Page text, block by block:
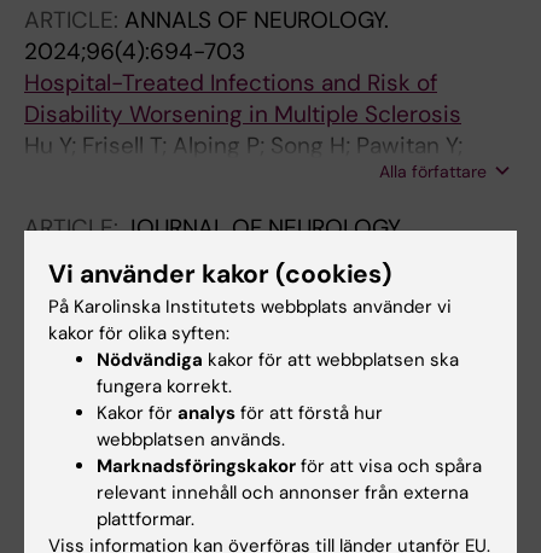
ARTICLE: ANNALS OF NEUROLOGY.
2024;96(4):694-703
Hospital-Treated Infections and Risk of
Disability Worsening in Multiple Sclerosis
Hu Y; Frisell T; Alping P; Song H; Pawitan Y;
Alla författare
ARTICLE:JOURNAL OF NEUROLOGY.
2024;271(8):5447-5459
Lifestyle and medical conditions in relation to
ALS risk and progression-an introduction to
the Swedish ALSrisc Study
Chourpiliadis C; Seitz C; Lovik A; Joyce EE;
Pan L; Hu Y; Klappe U; Samuelsson K; Press R;
Ingre C; Fang F
Alla författare
ARTICLE:BRAIN COMMUNICATIONS.
2023;5(2):fcad065
Infections among individuals with multiple
Vi använder kakor (cookies)
På Karolinska Institutets webbplats använder vi
kakor för olika syften:
Nödvändiga kakor för att webbplatsen ska
fungera korrekt.
Kakor för analys för att förstå hur
webbplatsen används.
Marknadsföringskakor för att visa och spåra
relevant innehåll och annonser från externa
plattformar.
Viss information kan överföras till länder utanför EU.